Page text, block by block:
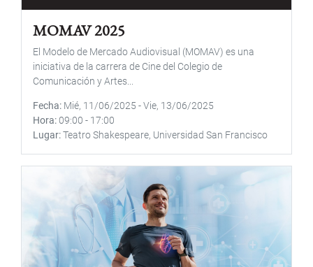
MOMAV 2025
El Modelo de Mercado Audiovisual (MOMAV) es una
iniciativa de la carrera de Cine del Colegio de
Comunicación y Artes...
Fecha Mié, 11/06/2025 -Vie, 13/06/2025
Hora 09:00 - 17:00
Lugar Teatro Shakespeare, Universidad San Francisco